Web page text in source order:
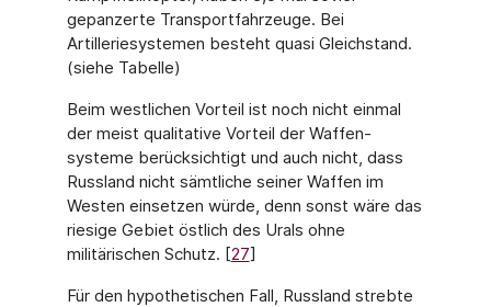
gepanzerte Transportfahrzeuge. Bei
Artilleriesystemen besteht quasi Gleichstand.
(siehe Tabelle)
Beim westlichen Vorteil ist noch nicht einmal
der meist qualitative Vorteil der Waffen­
systeme berücksichtigt und auch nicht, dass
Russland nicht sämtliche seiner Waffen im
Westen einsetzen würde, denn sonst wäre das
riesige Gebiet östlich des Urals ohne
militärischen Schutz. [27]
Für den hypothetischen Fall, Russland strebte